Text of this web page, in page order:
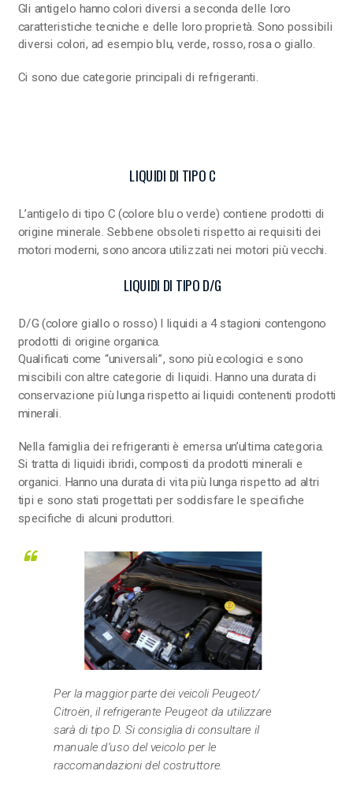
Gli antigelo hanno colori diversi a seconda delle loro
caratteristiche tecniche e delle loro proprietà. Sono possibili
diversi colori, ad esempio blu, verde, rosso, rosa o giallo.
Ci sono due categorie principali di refrigeranti.
LIQUIDI DI TIPO C
L’antigelo di tipo C (colore blu o verde) contiene prodotti di
origine minerale. Sebbene obsoleti rispetto ai requisiti dei
motori moderni, sono ancora utilizzati nei motori più vecchi.
LIQUIDI DI TIPO D/G
D/G (colore giallo o rosso) I liquidi a 4 stagioni contengono
prodotti di origine organica.
Qualificati come “universali”, sono più ecologici e sono
miscibili con altre categorie di liquidi. Hanno una durata di
conservazione più lunga rispetto ai liquidi contenenti prodotti
minerali.
Nella famiglia dei refrigeranti è emersa un’ultima categoria.
Si tratta di liquidi ibridi, composti da prodotti minerali e
organici. Hanno una durata di vita più lunga rispetto ad altri
tipi e sono stati progettati per soddisfare le specifiche
specifiche di alcuni produttori.
Per la maggior parte dei veicoli Peugeot/
Citroën, il refrigerante Peugeot da utilizzare
sarà di tipo D. Si consiglia di consultare il
manuale d’uso del veicolo per le
raccomandazioni del costruttore.